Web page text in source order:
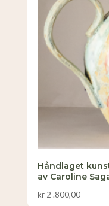
Håndlaget
av Caroline
kr2 .800,00